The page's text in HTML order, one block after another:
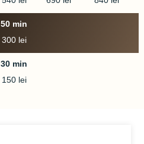
50 min
300 lei
30 min
150 lei